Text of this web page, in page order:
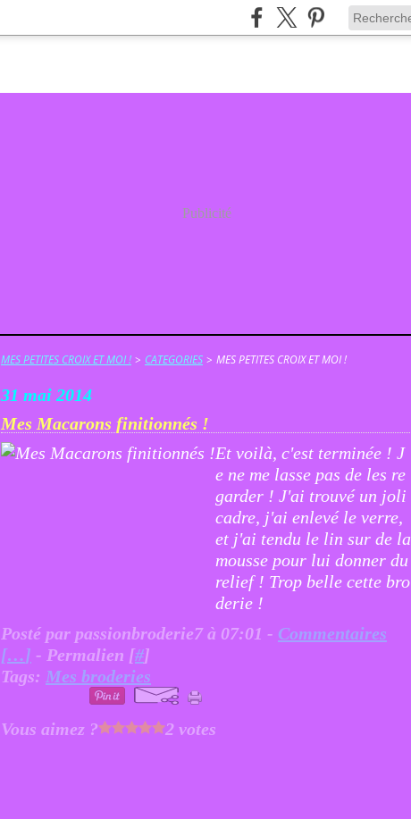
Publicité
MES PETITES CROIX ET MOI ! > CATEGORIES > MES PETITES CROIX ET MOI !
31 mai 2014
Mes Macarons finitionnés !
Et voilà, c'est terminée ! J
e ne me lasse pas de les re
garder ! J'ai trouvé un joli
cadre, j'ai enlevé le verre,
et j'ai tendu le lin sur de la
mousse pour lui donner du
relief ! Trop belle cette bro
derie !
Posté par passionbroderie7 à 07:01 - Commentaires
[…] - Permalien [#]
Tags: Mes broderies
Vous aimez ? 2 votes